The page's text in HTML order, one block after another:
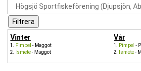
Vinter
Pimpel - Maggot
Ismete- Maggot
Vår
Pimpel -
Ismete-